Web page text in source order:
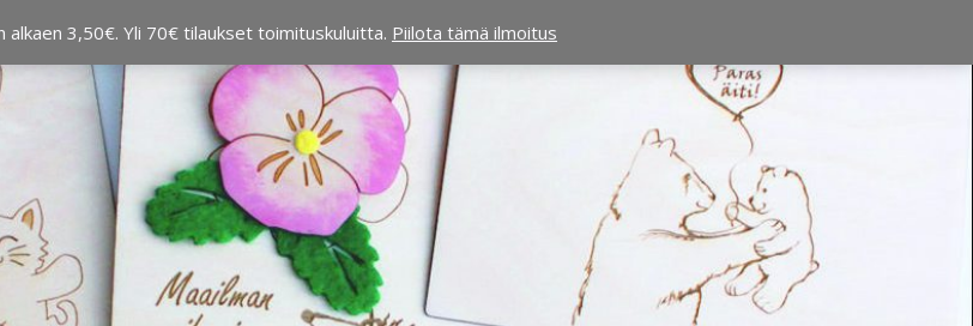
alkaen 3,50€. Yli 70€ tilaukset toimituskuluitta. Piilota tämä ilmoitus